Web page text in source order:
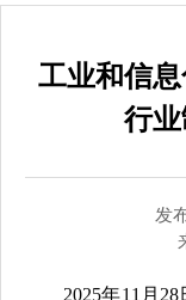
工业和信
行
发
2025年11月